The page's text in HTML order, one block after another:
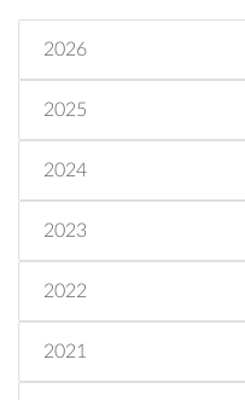
2026
2025
2024
2023
2022
2021